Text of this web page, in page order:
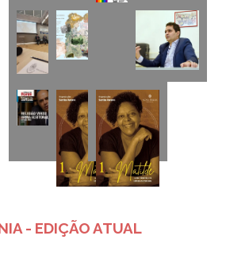
- EDIÇÃO ATUAL